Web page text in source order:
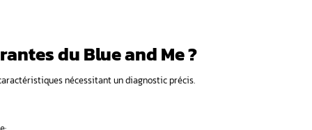
généralement dans la boîte à gants
USB et périphériques
fil avec smartphones et appareils
vocales
tactile
surtensions, problèmes de câblage, incompatibilité